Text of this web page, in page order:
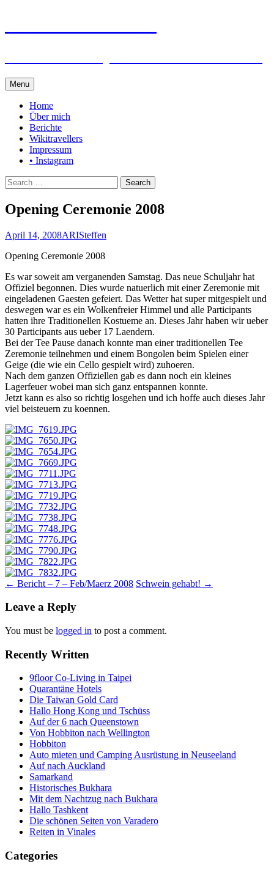
Menu Skip
to
content
Home
Über mich
Berichte
Wikitravellers
Impressum
• Instagram
Search
for:
Opening Ceremonie 2008
April 14, 2008ARISteffen
Opening Ceremonie 2008
Es war soweit am verganenden Samstag. Das neue Schuljahr hat
Offiziel begonnen. Dies wurde natuerlich mit einer Zeremonie mit
eingeladenen Gaesten gefeiert. Das Wetter hat super mitgespielt und
deswegen war es ein Wolkenfreier Himmel und alle Participants
hatten ihre Traditionellen Kostueme an. Dieses Jahr haben wir ueber
30 Participants aus ueber 17 Laendern.
Bei der Tee Pause danach konnte man einer traditionellen Tee
Zeremonie teilnehmen und einem Bongolen beim Spielen einer
Geige (die wie ein Cello gespielt wird) zuhoeren.
Nach dem ganzen Offiziellen gab es dann noch ein kleines
Lagerfeuer wobei man sich ganz entspannen konnte.
Jetzt kann es also so richtig losgehen und ich hoffe auch dieses Jahr
viel beisteuern zu koennen.
Post
navigation
← Bericht – 7 – Feb/Maerz 2008 Schwein gehabt! →
Leave a Reply
You must be logged in to post a comment.
Recently Written
9floor Co-Living in Taipei
Quarantäne Hotels
Die Taiwan Gold Card
Hallo Hong Kong und Tschüss
Auf der 6 nach Queenstown
Von Hobbiton nach Wellington
Hobbiton
Auto mieten und Camping Ausrüstung in Neuseeland
Auf nach Auckland
Samarkand
Historisches Bukhara
Mit dem Nachtzug nach Bukhara
Hallo Tashkent
Die schönen Seiten von Varadero
Reiten in Vinales
Categories